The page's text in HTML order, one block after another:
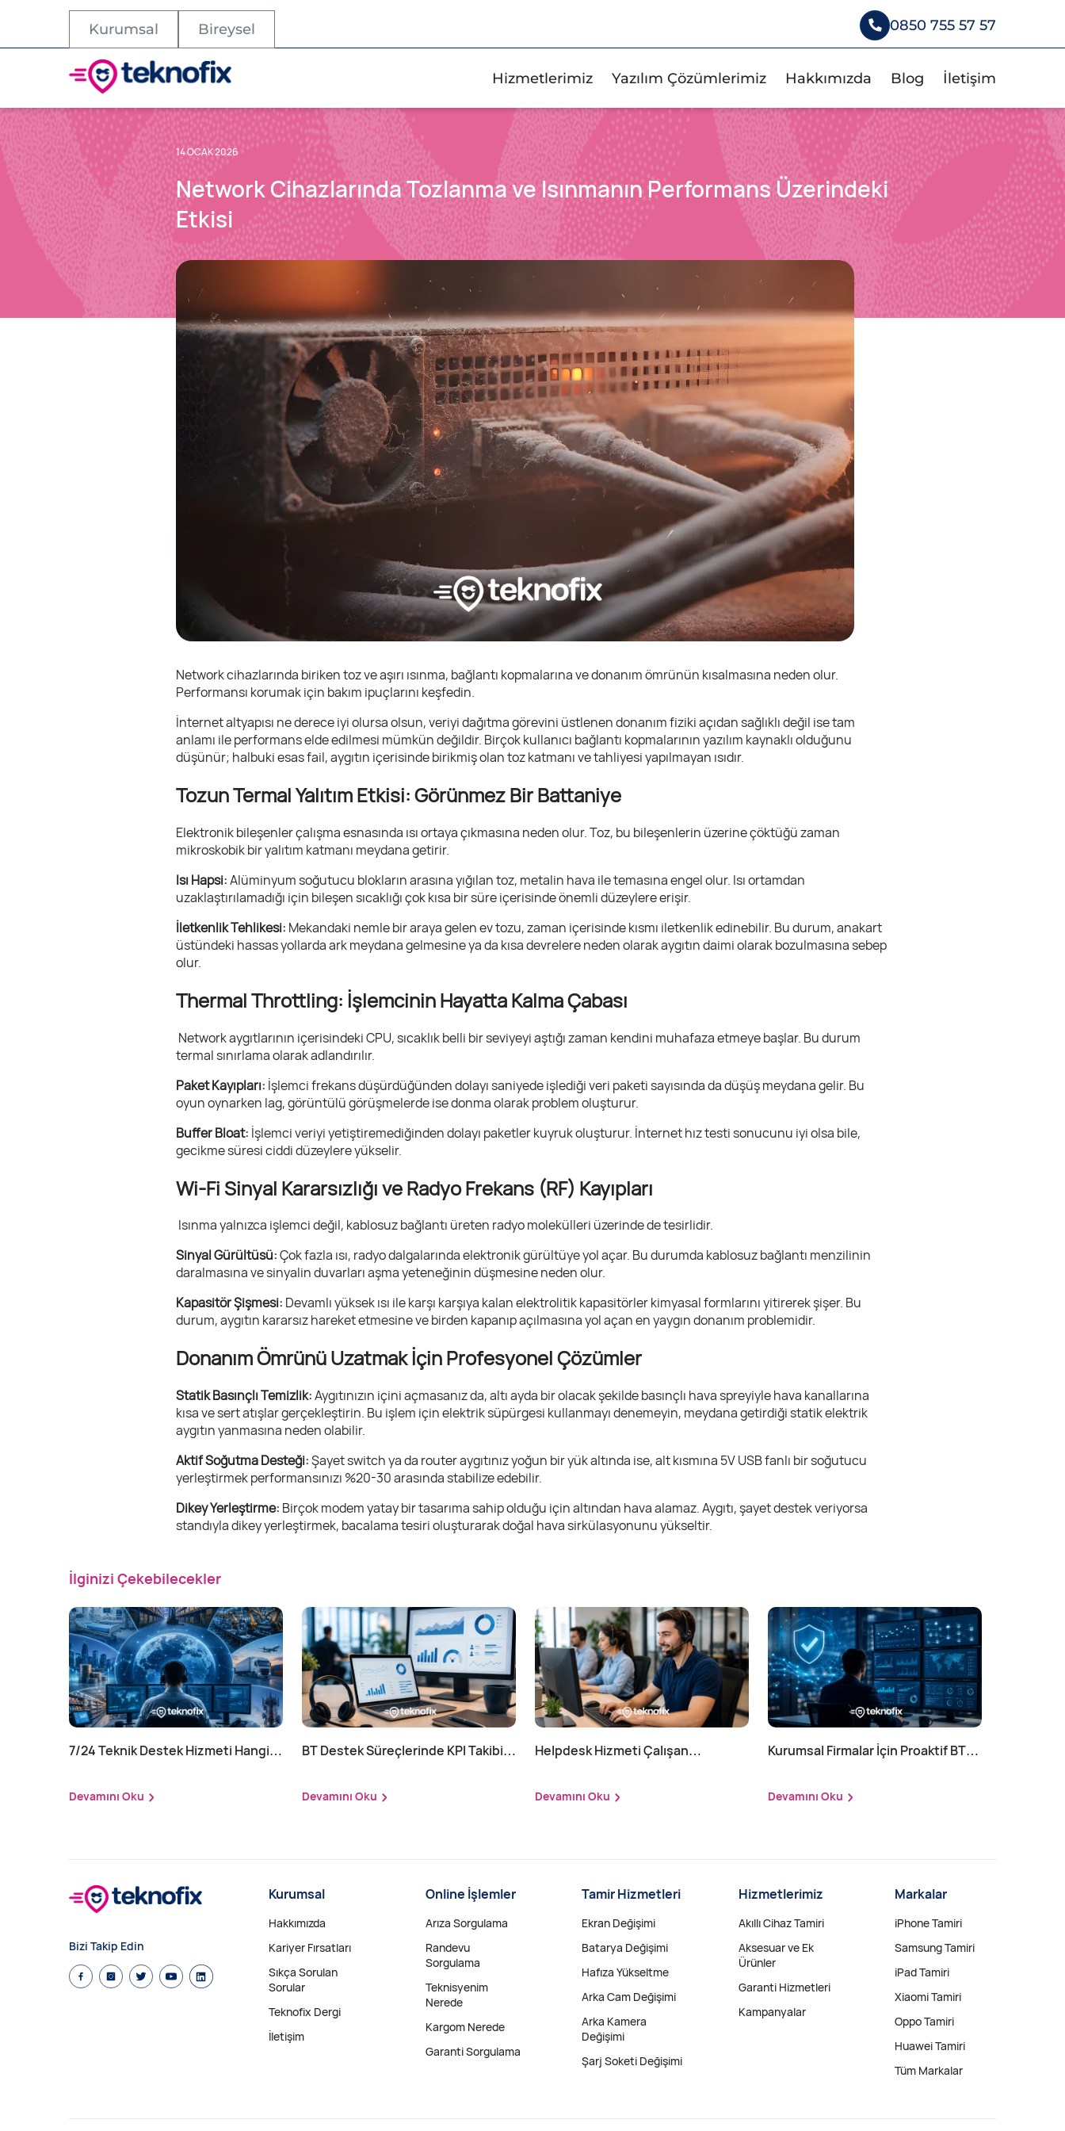
Kurumsal Bireysel 0850 755 57 57
Hizmetlerimiz Yazılım Çözümlerimiz Hakkımızda Blog İletişim
14 OCAK 2026
Network Cihazlarında Tozlanma ve Isınmanın Performans Üzerindeki
Etkisi
Network cihazlarında biriken toz ve aşırı ısınma, bağlantı kopmalarına ve donanım ömrünün kısalmasına neden olur.
Performansı korumak için bakım ipuçlarını keşfedin.
İnternet altyapısı ne derece iyi olursa olsun, veriyi dağıtma görevini üstlenen donanım fiziki açıdan sağlıklı değil ise tam
anlamı ile performans elde edilmesi mümkün değildir. Birçok kullanıcı bağlantı kopmalarının yazılım kaynaklı olduğunu
düşünür; halbuki esas fail, aygıtın içerisinde birikmiş olan toz katmanı ve tahliyesi yapılmayan ısıdır.
Tozun Termal Yalıtım Etkisi: Görünmez Bir Battaniye
Elektronik bileşenler çalışma esnasında ısı ortaya çıkmasına neden olur. Toz, bu bileşenlerin üzerine çöktüğü zaman
mikroskobik bir yalıtım katmanı meydana getirir.
Isı Hapsi:Alüminyum soğutucu blokların arasına yığılan toz, metalin hava ile temasına engel olur. Isı ortamdan
uzaklaştırılamadığı için bileşen sıcaklığı çok kısa bir süre içerisinde önemli düzeylere erişir.
İletkenlik Tehlikesi: Mekandaki nemle bir araya gelen ev tozu, zaman içerisinde kısmı iletkenlik edinebilir. Bu durum, anakart
üstündeki hassas yollarda ark meydana gelmesine ya da kısa devrelere neden olarak aygıtın daimi olarak bozulmasına sebep
olur.
Thermal Throttling: İşlemcinin Hayatta Kalma Çabası
Network aygıtlarının içerisindeki CPU, sıcaklık belli bir seviyeyi aştığı zaman kendini muhafaza etmeye başlar. Bu durum
termal sınırlama olarak adlandırılır.
Paket Kayıpları: İşlemci frekans düşürdüğünden dolayı saniyede işlediği veri paketi sayısında da düşüş meydana gelir. Bu
oyun oynarken lag, görüntülü görüşmelerde ise donma olarak problem oluşturur.
Buffer Bloat: İşlemci veriyi yetiştiremediğinden dolayı paketler kuyruk oluşturur. İnternet hız testi sonucunu iyi olsa bile,
gecikme süresi ciddi düzeylere yükselir.
Wi-Fi Sinyal Kararsızlığı ve Radyo Frekans (RF) Kayıpları
Isınma yalnızca işlemci değil, kablosuz bağlantı üreten radyo molekülleri üzerinde de tesirlidir.
Sinyal Gürültüsü:Çok fazla ısı, radyo dalgalarında elektronik gürültüye yol açar. Bu durumda kablosuz bağlantı menzilinin
daralmasına ve sinyalin duvarları aşma yeteneğinin düşmesine neden olur.
Kapasitör Şişmesi: Devamlı yüksek ısı ile karşı karşıya kalan elektrolitik kapasitörler kimyasal formlarını yitirerek şişer. Bu
durum, aygıtın kararsız hareket etmesine ve birden kapanıp açılmasına yol açan en yaygın donanım problemidir.
Donanım Ömrünü Uzatmak İçin Profesyonel Çözümler
Statik Basınçlı Temizlik:Aygıtınızın içini açmasanız da, altı ayda bir olacak şekilde basınçlı hava spreyiyle hava kanallarına
kısa ve sert atışlar gerçekleştirin. Bu işlem için elektrik süpürgesi kullanmayı denemeyin, meydana getirdiği statik elektrik
aygıtın yanmasına neden olabilir.
Aktif Soğutma Desteği:Şayet switch ya da router aygıtınız yoğun bir yük altında ise, alt kısmına 5V USB fanlı bir soğutucu
yerleştirmek performansınızı %20-30 arasında stabilize edebilir.
Dikey Yerleştirme: Birçok modem yatay bir tasarıma sahip olduğu için altından hava alamaz. Aygıtı, şayet destek veriyorsa
standıyla dikey yerleştirmek, bacalama tesiri oluşturarak doğal hava sirkülasyonunu yükseltir.
İlginizi Çekebilecekler
7/24 Teknik Destek Hizmeti Hangi
Devamını Oku
BT Destek Süreçlerinde KPI Takibi
Devamını Oku
Helpdesk Hizmeti Çalışan
Devamını Oku
Kurumsal Firmalar İçin Proaktif BT
Devamını Oku
Hizmetlerimiz
Akıllı Cihaz Tamiri
Aksesuar ve Ek
Ürünler
Garanti Hizmetleri
Kampanyalar
Kurumsal
Hakkımızda
Kariyer Fırsatları
Sıkça Sorulan
Sorular
Teknofix Dergi
İletişim
Online İşlemler
Arıza Sorgulama
Randevu
Sorgulama
Teknisyenim
Nerede
Kargom Nerede
Garanti Sorgulama
Tamir Hizmetleri
Ekran Değişimi
Batarya Değişimi
Hafıza Yükseltme
Arka Cam Değişimi
Arka Kamera
Değişimi
Şarj Soketi Değişimi
Markalar
iPhone Tamiri
Samsung Tamiri
iPad Tamiri
Xiaomi Tamiri
Oppo Tamiri
Huawei Tamiri
Tüm Markalar
Bizi Takip Edin